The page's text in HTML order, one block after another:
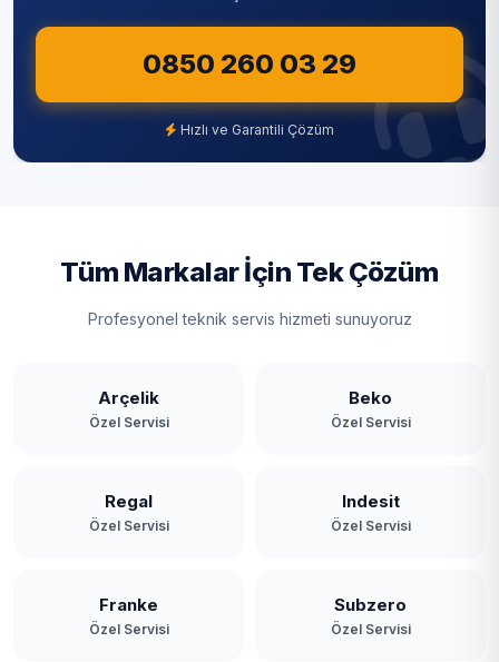
0850 260 03 29
Hızlı ve Garantili Çözüm
Tüm Markalar İçin Tek Çözüm
Profesyonel teknik servis hizmeti sunuyoruz
Arçelik
Özel Servisi
Beko
Özel Servisi
Regal
Özel Servisi
Indesit
Özel Servisi
Franke
Özel Servisi
Subzero
Özel Servisi